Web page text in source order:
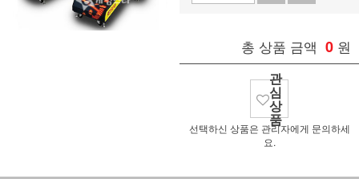
총 상품 금액 0 원
관
심
상
품
선택하신 상품은 관리자에게 문의하세
요.